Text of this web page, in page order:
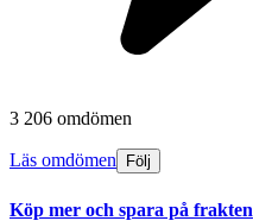
3 206 omdömen
Läs omdömen Följ
Köp mer och spara på frakten